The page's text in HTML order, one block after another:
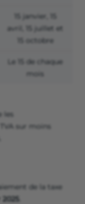
15 janvier, 15
avril, 15 juillet et
15 octobre
Le 15 de chaque
mois
les
sur moins
de la taxe
2025